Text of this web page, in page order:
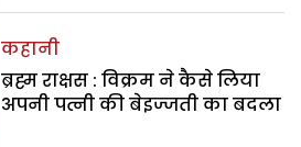
कहानी
ब्रह्म राक्षस : विक्रम ने कैसे लिया
अपनी पत्नी की बेइज्जती का बदला